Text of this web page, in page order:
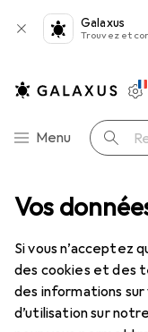
Vos
Si vous n’acceptez
des cookies et des
des informations
d’utilisation sur
Galaxus
Trouvez et
Navigation par
Menu
Rotring